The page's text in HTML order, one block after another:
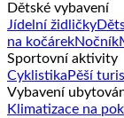
Dětské vybavení
Jídelní židličky
na kočárekNočník
Sportovní aktivity
Cyklistika Pěší
Vybavení
Klimatizace na